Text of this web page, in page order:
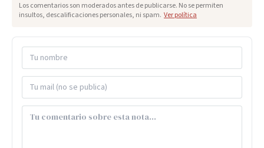
Los comentarios son moderados antes de publicarse. No se permiten
insultos, descalificaciones personales, ni spam. Ver política